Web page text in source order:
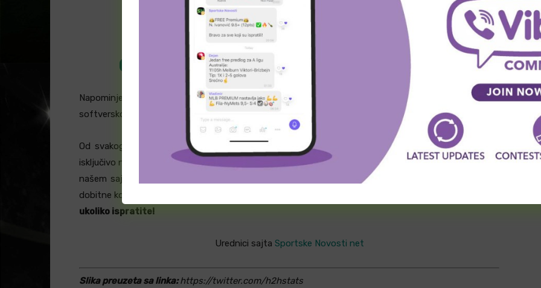
H2h tiket – 30.10.2024. – Printscreen/h2hstats.net
ODLIČNE KVOTE U KLADIONICI MAXBET!
Napominjemo da su u pitanju statistički podaci i ne predstavljaju ni mišljenje urednika, već
softversko rešenje za tipovanje na osnovu tradicije.
Od svakog potencijalnog promašaja se unapred „ograđujemo“, ponavljamo da se tiketi zasnivaju
isključivo na statistici, te Vas pozivamo da neke od parova prepišete ukoliko to želite, a ukoliko ne, na
našem sajtu možete pronaći mnoštvo drugih analiza koje vam mogu pomoći pri sastavljanju Vaše
dobitne kombinacije.
ukoliko ispratite!
Urednici sajta Sportske Novosti net
Slika preuzeta sa linka:https://twitter.com/h2hstats